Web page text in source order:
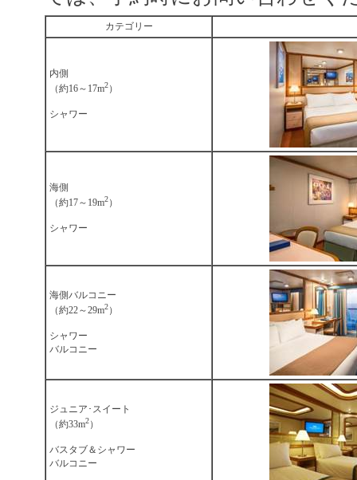
カテゴリー
内側
（約16～17m2）
シャワー
海側
（約17～19m2）
シャワー
海側バルコニー
（約22～29m2）
シャワー
バルコニー
ジュニア･スイート
（約33m2）
バスタブ＆シャワー
バルコニー